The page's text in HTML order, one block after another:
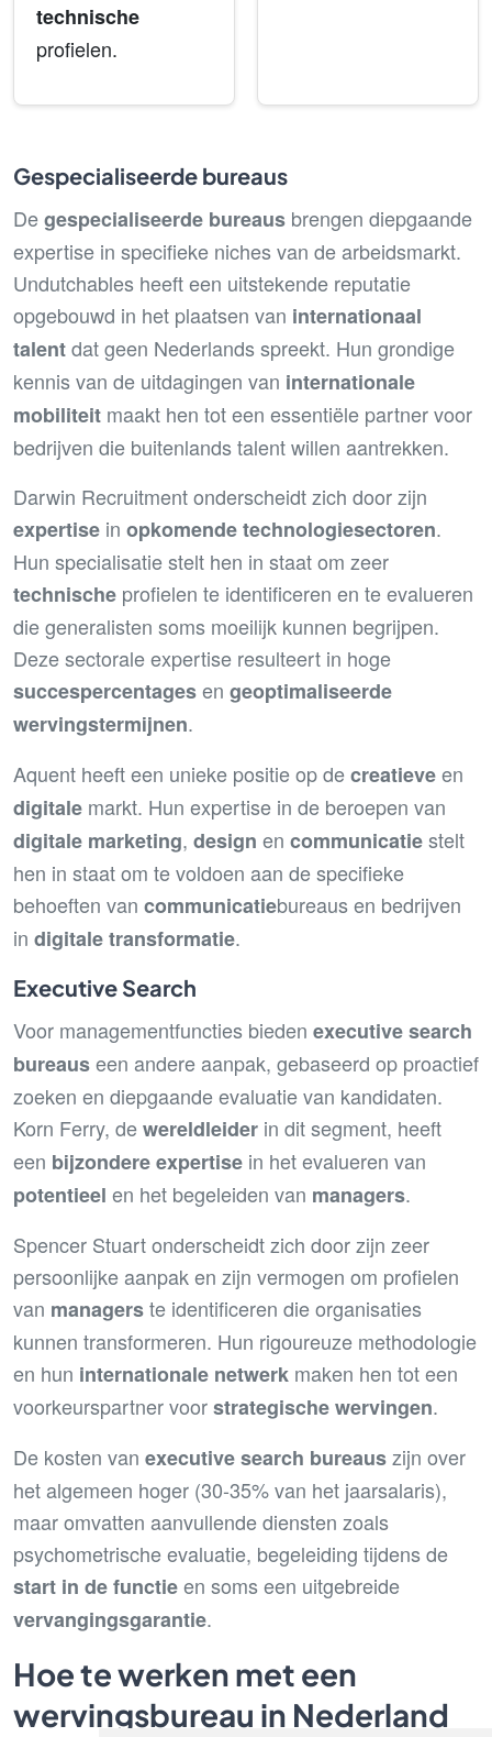
technische
profielen.
Gespecialiseerde bureaus
Degespecialiseerde bureaus brengen diepgaande
expertise in specifieke niches van de arbeidsmarkt.
Undutchables heeft een uitstekende reputatie
opgebouwd in het plaatsen van internationaal
talentdat geen Nederlands spreekt. Hun grondige
kennis van de uitdagingen van internationale
mobiliteit maakt hen tot een essentiële partner voor
bedrijven die buitenlands talent willen aantrekken.
Darwin Recruitment onderscheidt zich door zijn
expertise in opkomende technologiesectoren.
Hun specialisatie stelt hen in staat om zeer
technische profielen te identificeren en te evalueren
die generalisten soms moeilijk kunnen begrijpen.
Deze sectorale expertise resulteert in hoge
succespercentagesen geoptimaliseerde
wervingstermijnen.
Aquent heeft een unieke positie op decreatieveen
digitale markt. Hun expertise in de beroepen van
digitale marketing, design en communicatiestelt
hen in staat om te voldoen aan de specifieke
behoeften van communicatiebureaus en bedrijven
in digitale transformatie.
Executive Search
Voor managementfuncties bieden executive search
bureauseen andere aanpak, gebaseerd op proactief
zoeken en diepgaande evaluatie van kandidaten.
Korn Ferry, dewereldleider in dit segment, heeft
een bijzondere expertise in het evalueren van
potentieel en het begeleiden van managers.
Spencer Stuart onderscheidt zich door zijn zeer
persoonlijke aanpak en zijn vermogen om profielen
van managerste identificeren die organisaties
kunnen transformeren. Hun rigoureuze methodologie
en hun internationale netwerk maken hen tot een
voorkeurspartner voorstrategische wervingen.
De kosten van executive search bureauszijn over
het algemeen hoger (30-35% van het jaarsalaris),
maar omvatten aanvullende diensten zoals
psychometrische evaluatie, begeleiding tijdens de
start in de functieen soms een uitgebreide
vervangingsgarantie.
Hoe te werken met een
wervingsbureau in Nederland